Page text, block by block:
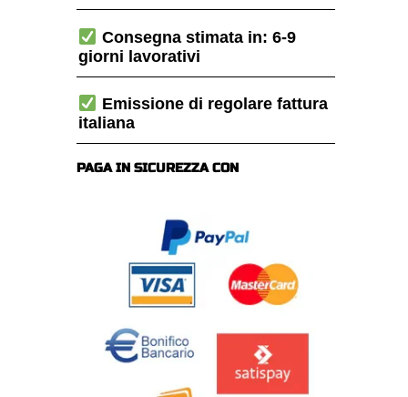
Consegna stimata in: 6-9
giorni lavorativi
Emissione di regolare fattura
italiana
PAGA IN SICUREZZA CON